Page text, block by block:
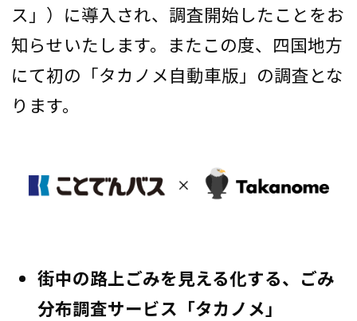
ス」）に導入され、調査開始したことをお
知らせいたします。またこの度、四国地方
にて初の「タカノメ自動車版」の調査とな
ります。
街中の路上ごみを見える化する、ごみ
分布調査サービス「タカノメ」